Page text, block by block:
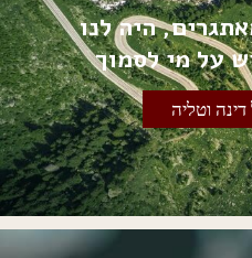
היה לנו
על מי לסמוך
וטליה